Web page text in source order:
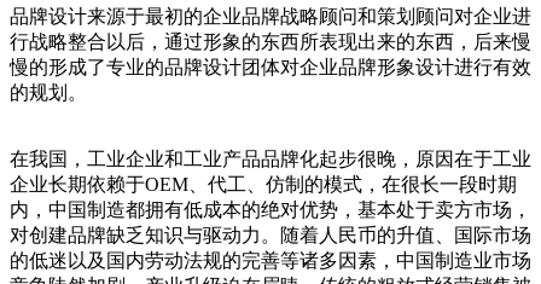
品牌设计来源于最初的企业品牌战略顾问和策划顾问对企业进
行战略整合以后，通过形象的东西所表现出来的东西，后来慢
慢的形成了专业的品牌设计团体对企业品牌形象设计进行有效
的规划。
在我国，工业企业和工业产品品牌化起步很晚，原因在于工业
企业长期依赖于OEM、代工、仿制的模式，在很长一段时期
内，中国制造都拥有低成本的绝对优势，基本处于卖方市场，
对创建品牌缺乏知识与驱动力。随着人民币的升值、国际市场
的低迷以及国内劳动法规的完善等诸多因素，中国制造业市场